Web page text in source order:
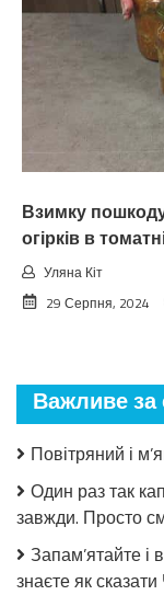
Взимку
огірків в
Уляна Кіт
29 Серпня, 2024
Важливе за
Повітряний і
Один раз так
завжди. Просто
Запам’ятайте і
знаєте як